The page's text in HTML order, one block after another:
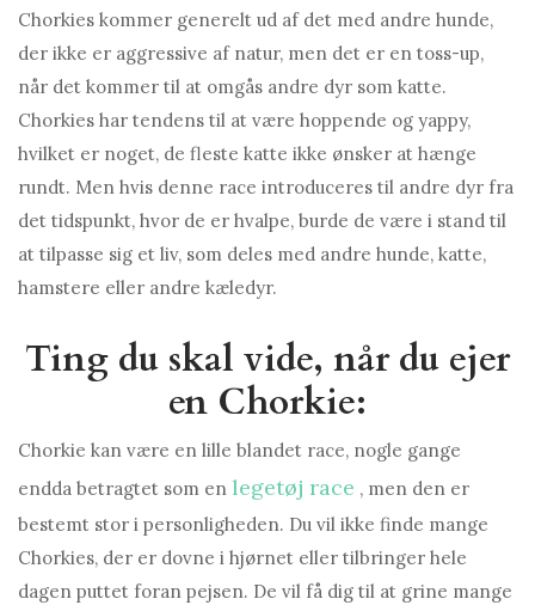
Chorkies kommer generelt ud af det med andre hunde,
der ikke er aggressive af natur, men det er en toss-up,
når det kommer til at omgås andre dyr som katte.
Chorkies har tendens til at være hoppende og yappy,
hvilket er noget, de fleste katte ikke ønsker at hænge
rundt. Men hvis denne race introduceres til andre dyr fra
det tidspunkt, hvor de er hvalpe, burde de være i stand til
at tilpasse sig et liv, som deles med andre hunde, katte,
hamstere eller andre kæledyr.
Ting du skal vide, når du ejer
en Chorkie:
Chorkie kan være en lille blandet race, nogle gange
endda betragtet som en legetøj race , men den er
bestemt stor i personligheden. Du vil ikke finde mange
Chorkies, der er dovne i hjørnet eller tilbringer hele
dagen puttet foran pejsen. De vil få dig til at grine mange